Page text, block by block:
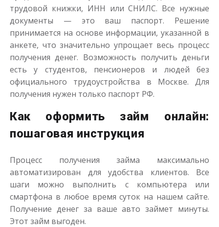
трудовой книжки, ИНН или СНИЛС. Все нужные
документы — это ваш паспорт. Решение
принимается на основе информации, указанной в
анкете, что значительно упрощает весь процесс
получения денег. Возможность получить деньги
есть у студентов, пенсионеров и людей без
официального трудоустройства в Москве. Для
получения нужен только паспорт РФ.
Как оформить займ онлайн:
пошаговая инструкция
Процесс получения займа максимально
автоматизирован для удобства клиентов. Все
шаги можно выполнить с компьютера или
смартфона в любое время суток на нашем сайте.
Получение денег за ваше авто займет минуты.
Этот займ выгоден.